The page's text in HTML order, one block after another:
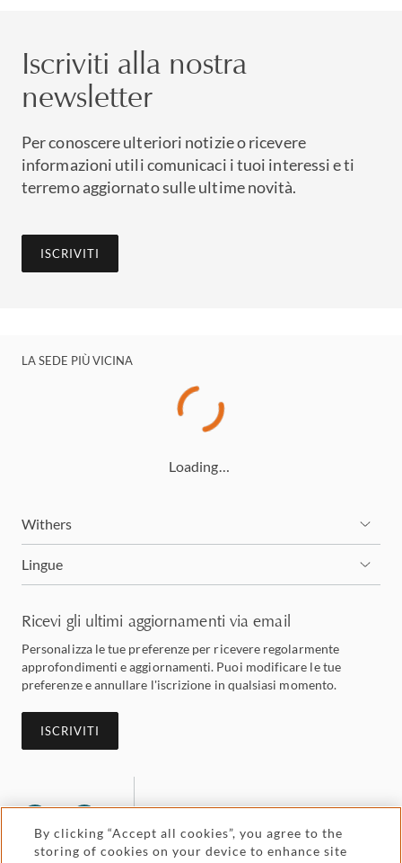
Iscriviti alla nostra
newsletter
Per conoscere ulteriori notizie o ricevere
informazioni utili comunicaci i tuoi interessi e ti
terremo aggiornato sulle ultime novità.
ISCRIVITI
LA SEDE PIÙ VICINA
Loading…
Withers
Lingue
Ricevi gli ultimi aggiornamenti via email
Personalizza le tue preferenze per ricevere regolarmente
approfondimenti e aggiornamenti. Puoi modificare le tue
preferenze e annullare l'iscrizione in qualsiasi momento.
ISCRIVITI
By clicking “Accept all cookies”, you agree to the
storing of cookies on your device to enhance site